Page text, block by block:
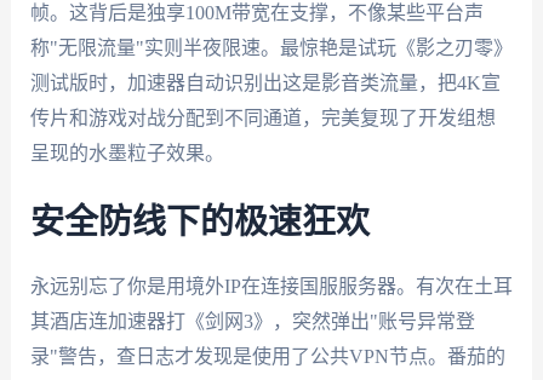
帧。这背后是独享100M带宽在支撑，不像某些平台声
称"无限流量"实则半夜限速。最惊艳是试玩《影之刃零》
测试版时，加速器自动识别出这是影音类流量，把4K宣
传片和游戏对战分配到不同通道，完美复现了开发组想
呈现的水墨粒子效果。
安全防线下的极速狂欢
永远别忘了你是用境外IP在连接国服服务器。有次在土耳
其酒店连加速器打《剑网3》，突然弹出"账号异常登
录"警告，查日志才发现是使用了公共VPN节点。番茄的